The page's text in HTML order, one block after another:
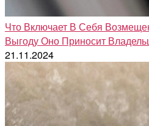
Что Включает В Себя
Выгоду Оно Приносит
21.11.2024